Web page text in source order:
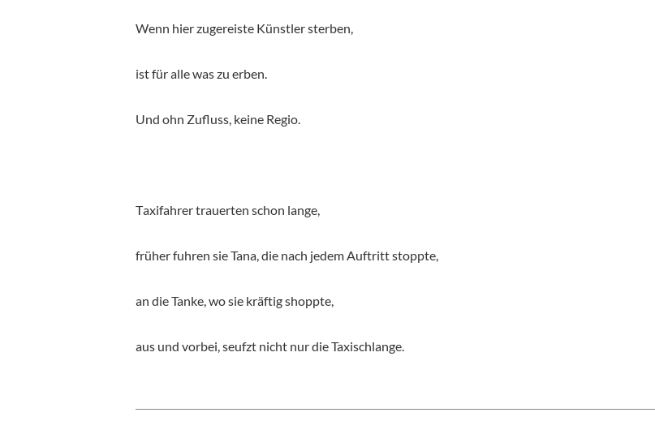
Wenn hier zugereiste Künstler sterben,
ist für alle was zu erben.
Und ohn Zufluss, keine Regio.
Taxifahrer trauerten schon lange,
früher fuhren sie Tana, die nach jedem Auftritt stoppte,
an die Tanke, wo sie kräftig shoppte,
aus und vorbei, seufzt nicht nur die Taxischlange.